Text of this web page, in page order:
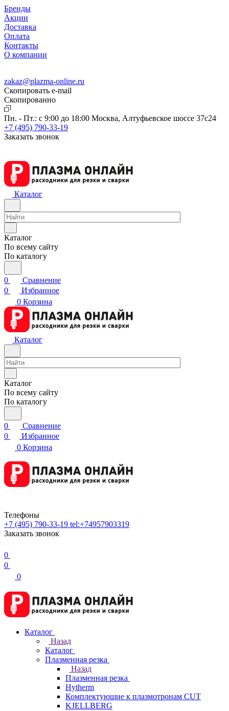
Бренды
Акции
Доставка
Оплата
Контакты
О компании
zakaz@plazma-online.ru
Скопировать e-mail
Cкопированно
Пн. - Пт.: с 9:00 до 18:00 Москва, Алтуфьевское шоссе 37с24
+7 (495) 790-33-19
Заказать звонок
Каталог
Каталог
По всему сайту
По каталогу
0
Сравнение
0
Избранное
0 Корзина
Каталог
Каталог
По всему сайту
По каталогу
0
Сравнение
0
Избранное
0 Корзина
Телефоны
+7 (495) 790-33-19 tel:+74957903319
Заказать звонок
0
0
0
Каталог
Назад
Каталог
Плазменная резка
Назад
Плазменная резка
Hytherm
Комплектующие к плазмотронам CUT
KJELLBERG